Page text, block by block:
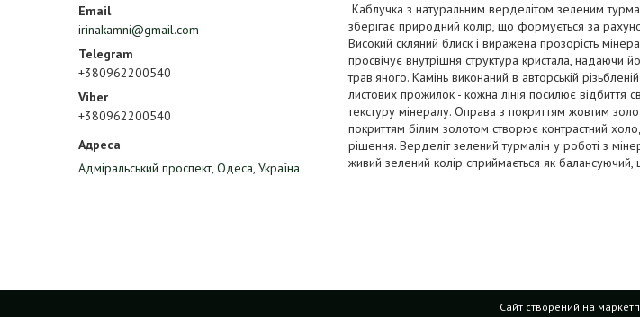
irinakamni@gmail.com
+380962200540
+380962200540
Адміральський проспект, Одеса, Україна
Каблучка з натуральним верделітом зеленим
зберігає природний колір, що формується за
Високий скляний блиск і виражена прозорість
просвічує внутрішня структура кристала, надаючи
трав'яного. Камінь виконаний в авторській
листових прожилок - кожна лінія посилює відбиття
текстуру мінералу. Оправа з покриттям жовтим
покриттям білим золотом створює контрастний
рішення. Верделіт зелений турмалін у роботі з
живий зелений колір сприймається як
Сайт створений на